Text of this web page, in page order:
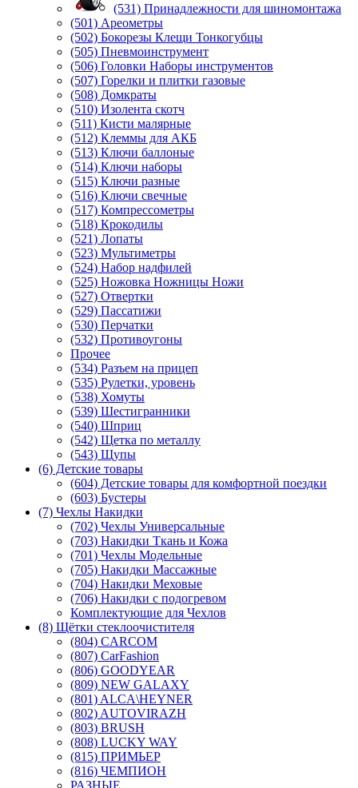
(531) Принадлежности для шиномонтажа
(501) Ареометры
(502) Бокорезы Клещи Тонкогубцы
(505) Пневмоинструмент
(506) Головки Наборы инструментов
(507) Горелки и плитки газовые
(508) Домкраты
(510) Изолента скотч
(511) Кисти малярные
(512) Клеммы для АКБ
(513) Ключи баллоные
(514) Ключи наборы
(515) Ключи разные
(516) Ключи свечные
(517) Компрессометры
(518) Крокодилы
(521) Лопаты
(523) Мультиметры
(524) Набор надфилей
(525) Ножовка Ножницы Ножи
(527) Отвертки
(529) Пассатижи
(530) Перчатки
(532) Противоугоны
Прочее
(534) Разъем на прицеп
(535) Рулетки, уровень
(538) Хомуты
(539) Шестигранники
(540) Шприц
(542) Щетка по металлу
(543) Щупы
(6) Детские товары
(604) Детские товары для комфортной поездки
(603) Бустеры
(7) Чехлы Накидки
(702) Чехлы Универсальные
(703) Накидки Ткань и Кожа
(701) Чехлы Модельные
(705) Накидки Массажные
(704) Накидки Меховые
(706) Накидки с подогревом
Комплектующие для Чехлов
(8) Щётки стеклоочистителя
(804) CARCOM
(807) CarFashion
(806) GOODYEAR
(809) NEW GALAXY
(801) ALCA\HEYNER
(802) AUTOVIRAZH
(803) BRUSH
(808) LUCKY WAY
(815) ПРИМЬЕР
(816) ЧЕМПИОН
РАЗНЫЕ